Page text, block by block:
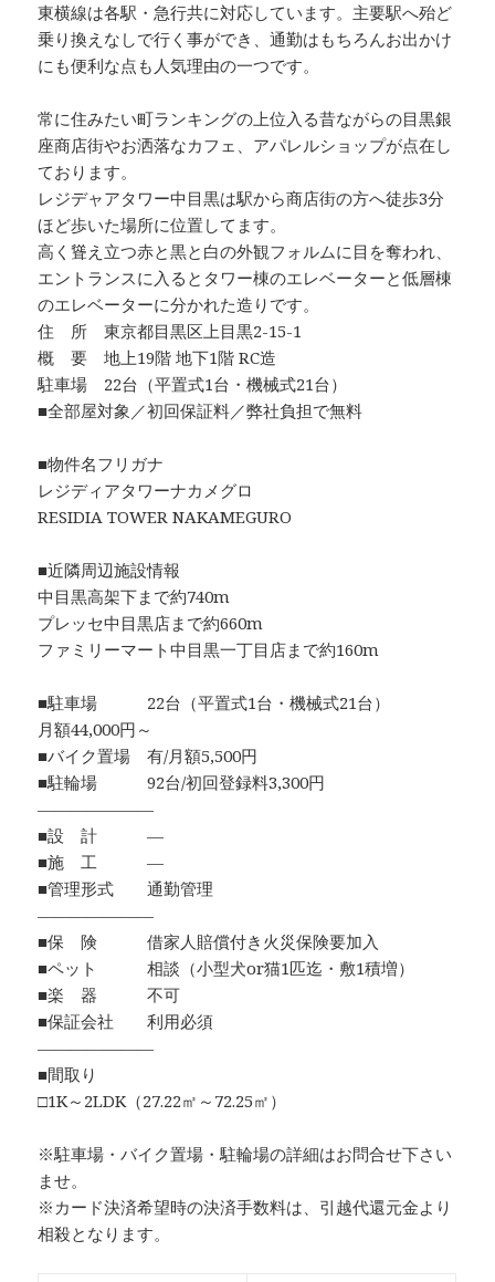
東横線は各駅・急行共に対応しています。主要駅へ殆ど
乗り換えなしで行く事ができ、通勤はもちろんお出かけ
にも便利な点も人気理由の一つです。
常に住みたい町ランキングの上位入る昔ながらの目黒銀
座商店街やお洒落なカフェ、アパレルショップが点在し
ております。
レジデャアタワー中目黒は駅から商店街の方へ徒歩3分
ほど歩いた場所に位置してます。
高く聳え立つ赤と黒と白の外観フォルムに目を奪われ、
エントランスに入るとタワー棟のエレベーターと低層棟
のエレベーターに分かれた造りです。
住 所 東京都目黒区上目黒2-15-1
概 要 地上19階 地下1階 RC造
駐車場 22台（平置式1台・機械式21台）
■全部屋対象／初回保証料／弊社負担で無料
■物件名フリガナ
レジディアタワーナカメグロ
RESIDIA TOWER NAKAMEGURO
■近隣周辺施設情報
中目黒高架下まで約740m
プレッセ中目黒店まで約660m
ファミリーマート中目黒一丁目店まで約160m
■駐車場 22台（平置式1台・機械式21台）
月額44,000円～
■バイク置場 有/月額5,500円
■駐輪場 92台/初回登録料3,300円
―――――――
■設 計 ―
■施 工 ―
■管理形式 通勤管理
―――――――
■保 険 借家人賠償付き火災保険要加入
■ペット 相談（小型犬or猫1匹迄・敷1積増）
■楽 器 不可
■保証会社 利用必須
―――――――
■間取り
□1K～2LDK（27.22㎡～72.25㎡）
※駐車場・バイク置場・駐輪場の詳細はお問合せ下さい
ませ。
※カード決済希望時の決済手数料は、引越代還元金より
相殺となります。